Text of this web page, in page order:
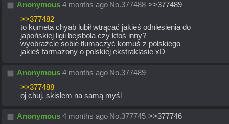
Anonymous 4 months ago No.377488 >>377489
>>377482
to kumeta chyab lubił wtrącać jakieś odniesienia do
japońskiej ligii bejsbola czy ktoś inny?
wyobraźcie sobie tłumaczyć komuś z polskiego
jakieś farmazony o polskiej ekstraklasie xD
Anonymous 4 months ago No.377489
>>377488
oj chuj, skisłem na samą myśl
Anonymous 4 months ago No.377745 >>377746